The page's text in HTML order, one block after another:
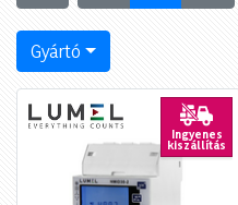
Gyártó
Ingyenes
kiszállítás